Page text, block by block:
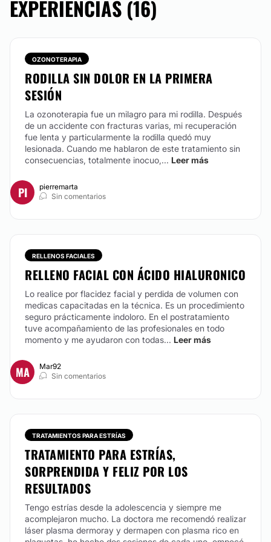
venosa; evitando así que la linfa se acumule y cause
retención de líquidos. Esto se debe a que el sistema
linfático, sobre el que se basa este tipo de drenaje,
actúa como filtro para eliminar residuos patológicos
que causan daño al organismo. En nuestro consultorio
es realizado por la Kinesióloga especialista en
drenajes.
Consiste en la utilización del gas Ozono como
elemento catalizador. En está practica se utiliza una
mezcla médica compuesta por una concentración
alta de Oxigeno (O2) y una pequeña concentración
de Ozono (O3). Estos componentes ejercen dos
efectos principales: la Oxidación y Oxigenación
celular. Dando resultados beneficiosos para el
organismo. El ozono se utiliza en una gran variedad
de patologías, por sus propiedades antioxidante,
LOS TEJIDOS
REJUVENECIMIENTO FACIAL
Actualmente, hay distintos métodos para aminorar las
marcas del tiempo. Se consigue una apariencia fresca
y renovada, aún manteniendo la anatomía y la
expresión natural del rostro. Las alternativas son
múltiples, pasan por procedimientos rápidos y
mínimamente invasivos, como Mesoterapia facial,
Mesorroller, aplicación de Toxina Botulínica A y de
EXPERIENCIAS (16)
OZONOTERAPIA
RODILLA SIN DOLOR EN LA PRIMERA
SESIÓN
La ozonoterapia fue un milagro para mi rodilla. Después
de un accidente con fracturas varias, mi recuperación
fue lenta y particularmente la rodilla quedó muy
lesionada. Cuando me hablaron de este tratamiento sin
consecuencias, totalmente inocuo,... Leer más
PI
pierremarta
Sin comentarios
RELLENOS FACIALES
RELLENO FACIAL CON ÁCIDO HIALURONICO
Lo realice por flacidez facial y perdida de volumen con
medicas capacitadas en la técnica. Es un procedimiento
seguro prácticamente indoloro. En el postratamiento
tuve acompañamiento de las profesionales en todo
momento y me ayudaron con todas... Leer más
MA
Mar92
Sin comentarios
TRATAMIENTOS PARA ESTRÍAS
TRATAMIENTO PARA ESTRÍAS,
SORPRENDIDA Y FELIZ POR LOS
RESULTADOS
Tengo estrías desde la adolescencia y siempre me
acomplejaron mucho. La doctora me recomendó realizar
láser plasma dermoray y dermapen con plasma rico en